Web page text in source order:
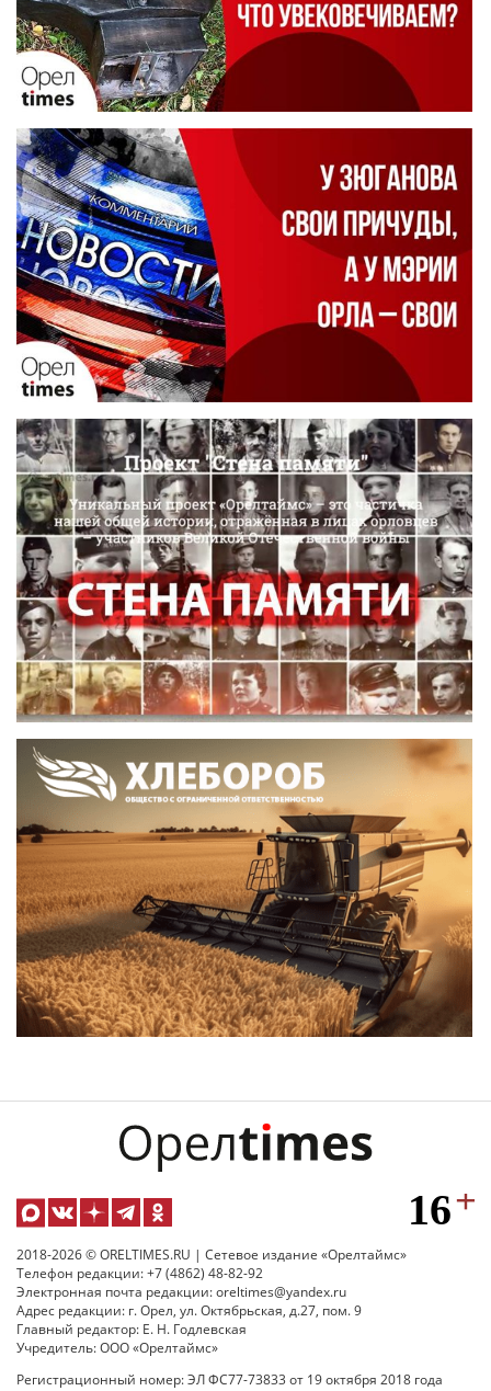
2018-2026 © ORELTIMES.RU | Сетевое издание «Орелтаймс»
Телефон редакции: +7 (4862) 48-82-92
Электронная почта редакции: oreltimes@yandex.ru
Адрес редакции: г. Орел, ул. Октябрьская, д.27, пом. 9
Главный редактор: Е. Н. Годлевская
Учредитель: ООО «Орелтаймс»
Регистрационный номер: ЭЛ ФС77-73833 от 19 октября 2018 года